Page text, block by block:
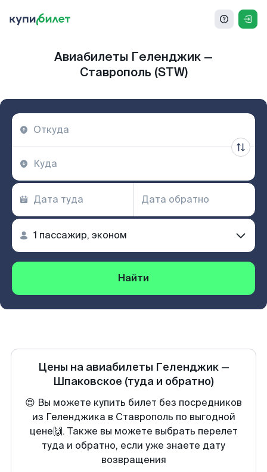
Авиабилеты Геленджик —
Ставрополь (STW)
Найти
Цены на авиабилеты Геленджик—
Шпаковское (туда и обратно)
😍 Вы можете купить билет без посредников
из Геленджика в Ставрополь по выгодной
цене🙌. Также вы можете выбрать перелет
туда и обратно, если уже знаете дату
возвращения